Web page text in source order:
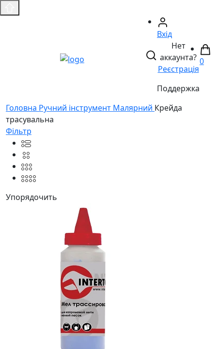
Вхід
Нет
аккаунта?
Реєстрація
Поддержка
0
Головнa Ручний інструмент Малярний Крейда
трасувальна
Фільтр
Упорядочить